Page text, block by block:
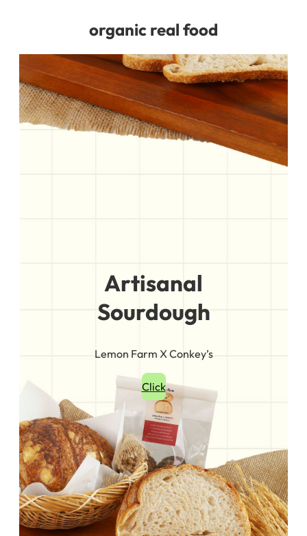
organic real food
Artisanal
Sourdough
Lemon Farm X Conkey’s
Click